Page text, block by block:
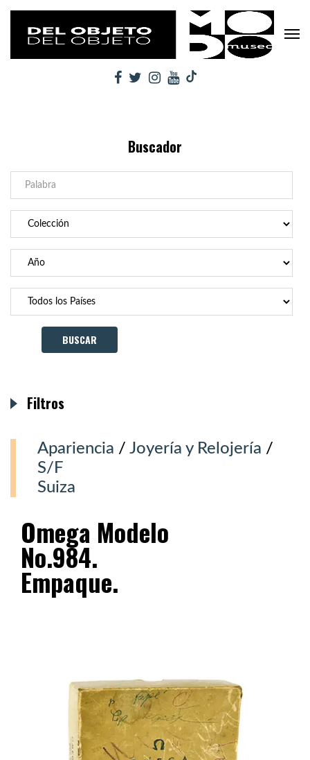
Buscador
Apariencia / Joyería y Relojería /
S/F
Suiza
Omega Modelo
No.984.
Empaque.
Filtros